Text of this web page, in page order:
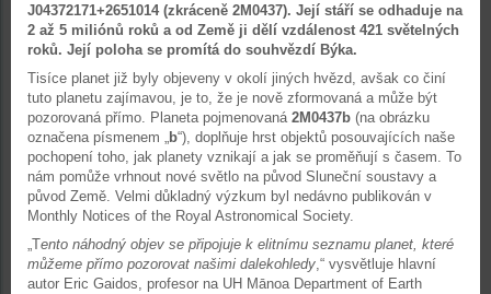
J04372171+2651014 (zkráceně 2M0437). Její stáří se odhaduje na
2 až 5 miliónů roků a od Země ji dělí vzdálenost 421 světelných
roků. Její poloha se promítá do souhvězdí Býka.
Tisíce planet již byly objeveny v okolí jiných hvězd, avšak co činí
tuto planetu zajímavou, je to, že je nově zformovaná a může být
pozorovaná přímo. Planeta pojmenovaná 2M0437b (na obrázku
označena písmenem „b“), doplňuje hrst objektů posouvajících naše
pochopení toho, jak planety vznikají a jak se proměňují s časem. To
nám pomůže vrhnout nové světlo na původ Sluneční soustavy a
původ Země. Velmi důkladný výzkum byl nedávno publikován v
Monthly Notices of the Royal Astronomical Society.
„Tento náhodný objev se připojuje k elitnímu seznamu planet, které
můžeme přímo pozorovat našimi dalekohledy,“ vysvětluje hlavní
autor Eric Gaidos, profesor na UH Mānoa Department of Earth